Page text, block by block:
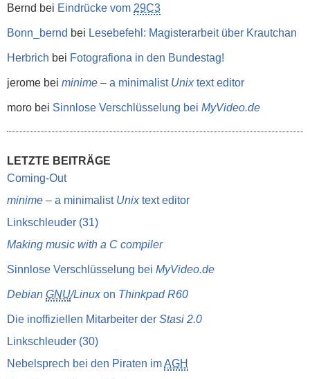
Bernd bei Eindrücke vom 29C3
Bonn_bernd bei Lesebefehl: Magisterarbeit über Krautchan
Herbrich bei Fotografiona in den Bundestag!
jerome bei minime – a minimalist Unixtext editor
moro bei Sinnlose Verschlüsselung bei MyVideo.de
LETZTE BEITRÄGE
Coming-Out
minime – a minimalist Unixtext editor
Linkschleuder (31)
Making music with a C compiler
Sinnlose Verschlüsselung bei MyVideo.de
Debian GNU/Linuxon Thinkpad R60
Die inoffiziellen Mitarbeiter der Stasi 2.0
Linkschleuder (30)
Nebelsprech bei den Piraten imAGH